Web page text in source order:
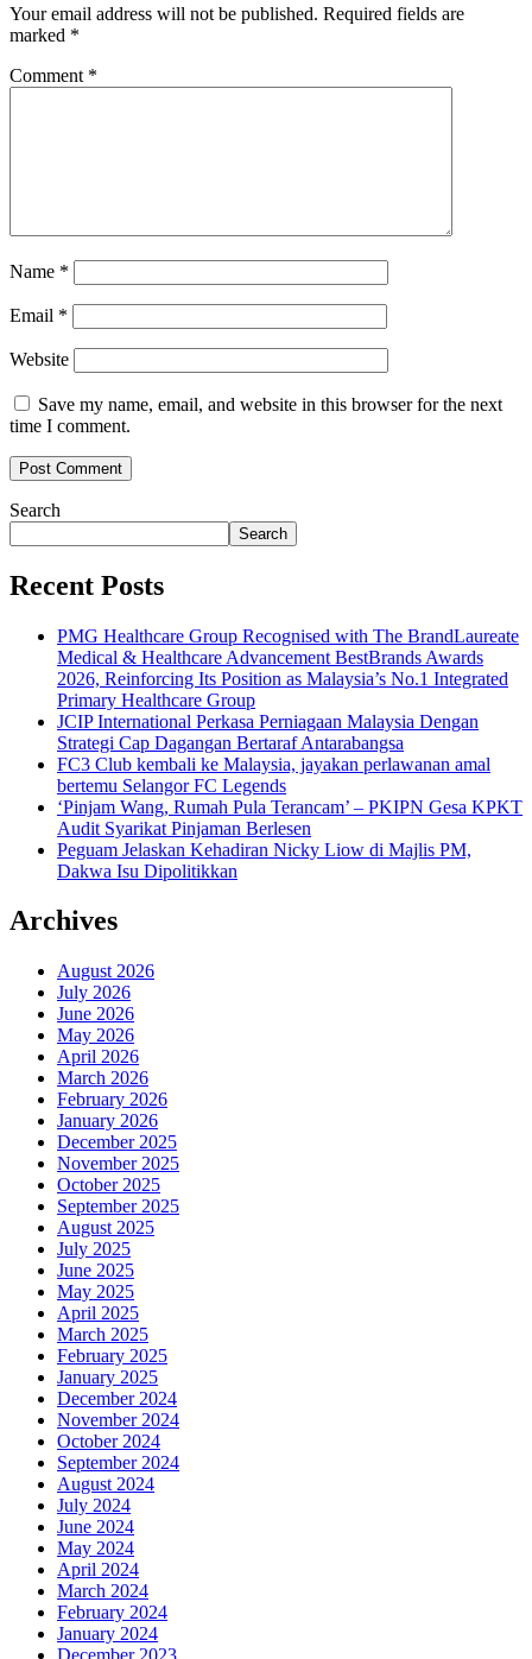
Your email address will not be published. Required fields are
marked *
Comment *
Name *
Email *
Website
Save my name, email, and website in this browser for the next
time I comment.
Search
Search
Recent Posts
PMG Healthcare Group Recognised with The BrandLaureate
Medical & Healthcare Advancement BestBrands Awards
2026, Reinforcing Its Position as Malaysia’s No.1 Integrated
Primary Healthcare Group
JCIP International Perkasa Perniagaan Malaysia Dengan
Strategi Cap Dagangan Bertaraf Antarabangsa
FC3 Club kembali ke Malaysia, jayakan perlawanan amal
bertemu Selangor FC Legends
‘Pinjam Wang, Rumah Pula Terancam’ – PKIPN Gesa KPKT
Audit Syarikat Pinjaman Berlesen
Peguam Jelaskan Kehadiran Nicky Liow di Majlis PM,
Dakwa Isu Dipolitikkan
Archives
August 2026
July 2026
June 2026
May 2026
April 2026
March 2026
February 2026
January 2026
December 2025
November 2025
October 2025
September 2025
August 2025
July 2025
June 2025
May 2025
April 2025
March 2025
February 2025
January 2025
December 2024
November 2024
October 2024
September 2024
August 2024
July 2024
June 2024
May 2024
April 2024
March 2024
February 2024
January 2024